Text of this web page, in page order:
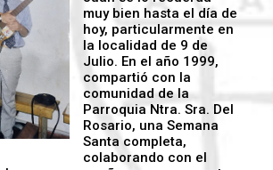
muy bien hasta el día de
hoy, particularmente en
la localidad de 9 de
Julio. En el año 1999,
compartió con la
comunidad de la
Parroquia Ntra. Sra. Del
Rosario, una Semana
Santa completa,
colaborando con el